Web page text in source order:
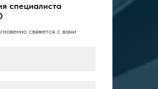
специалиста
свяжется с вами